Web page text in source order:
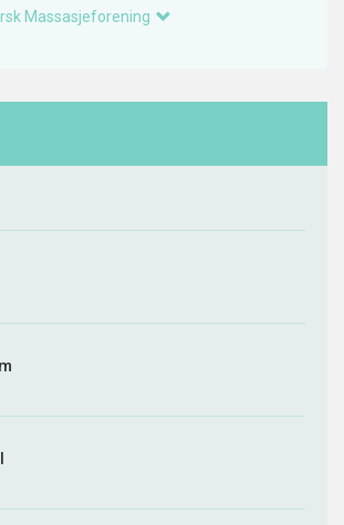
Massasjeforening